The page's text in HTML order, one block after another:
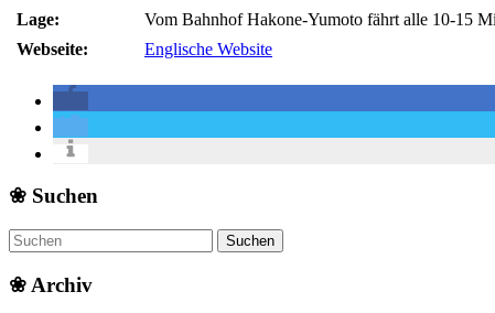
Lage:
Vom Bahnhof Hakone-Yumoto fährt alle 10-15
Webseite:
Englische Website
❀ Suchen
❀ Archiv